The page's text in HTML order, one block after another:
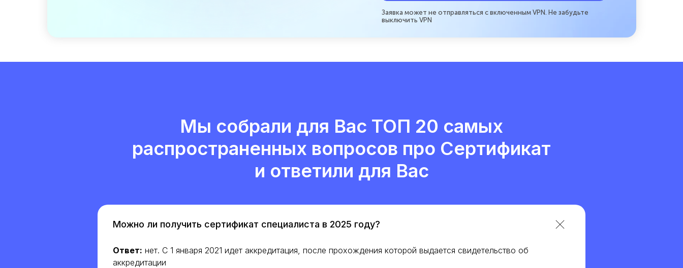
Заявка может не отправляться с включенным VPN. Не забудьте
выключить VPN
Мы собрали для Вас ТОП 20 самых
распространенных вопросов про Сертификат
и ответили для Вас
Можно ли получить сертификат специалиста в 2025 году?
Ответ: нет. С 1 января 2021 идет аккредитация, после прохождения которой выдается свидетельство об
аккредитации